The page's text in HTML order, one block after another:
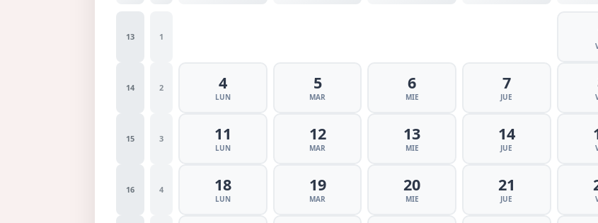
13 1
14 2 4
LUN
5
MAR
6
MIE
7
JUE
15 3 11
LUN
12
MAR
13
MIE
14
JUE
16 4 18
LUN
19
MAR
20
MIE
21
JUE